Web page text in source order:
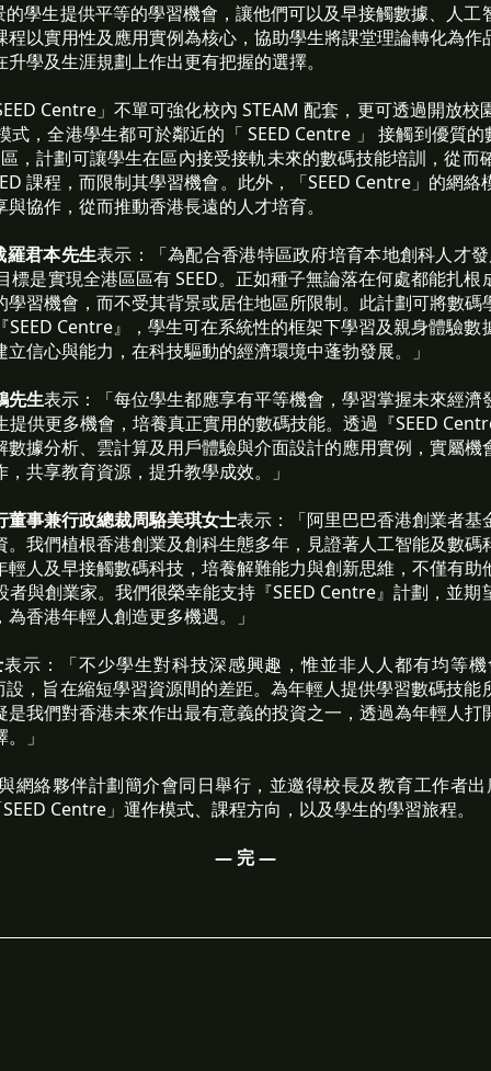
學生提供平等的學習機會，讓他們可以及早接觸數據、人
以實用性及應用實例為核心，協助學生將課堂理論轉化為
學及生涯規劃上作出更有把握的選擇。
Centre」不單可強化校內 STEAM 配套，更可透過開放
式，全港學生都可於鄰近的「 SEED Centre 」 接觸到優質的
，計劃可讓學生在區內接受接軌未來的數碼技能培訓，從而
課程，而限制其學習機會。此外，「SEED Centre」的網
協作，從而推動香港長遠的人才培育。
君本先生表示：「為配合香港特區政府培育本地創科人才
是實現全港區區有 SEED。正如種子無論落在何處都能扎
習機會，而不受其背景或居住地區所限制。此計劃可將數
Centre』，學生可在系統性的框架下學習及親身體驗
信心與能力，在科技驅動的經濟環境中蓬勃發展。」
先生表示：「每位學生都應享有平等機會，學習掌握未來經
供更多機會，培養真正實用的數碼技能。透過『SEED
據分析、雲計算及用戶體驗與介面設計的應用實例，實屬
共享教育資源，提升教學成效。」
事兼行政總裁周駱美琪女士表示：「阿里巴巴香港創業者
我們植根香港創業及創科生態多年，見證著人工智能及數
人及早接觸數碼科技，培養解難能力與創新思維，不僅有
與創業家。我們很榮幸能支持『SEED Centre』計劃，並
香港年輕人創造更多機遇。」
表示：「不少學生對科技深感興趣，惟並非人人都有均等
，旨在縮短學習資源間的差距。為年輕人提供學習數碼技
我們對香港未來作出最有意義的投資之一，透過為年輕人
」
網絡夥伴計劃簡介會同日舉行，並邀得校長及教育工作者
Centre」運作模式、課程方向，以及學生的學習旅程。
— 完 —